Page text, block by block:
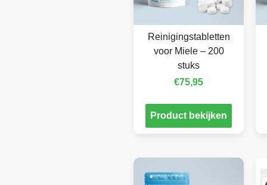
Reinigingstabletten
voor Miele – 200
stuks
€75,95
Product bekijken